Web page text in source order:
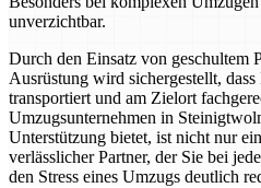
unverzichtbar.
Durch den Einsatz von geschultem
Ausrüstung wird sichergestellt, dass
transportiert und am Zielort
Umzugsunternehmen in
Unterstützung bietet, ist nicht nur
verlässlicher Partner, der Sie bei
den Stress eines Umzugs deutlich